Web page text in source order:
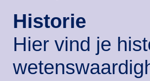
Historie
Hier vind je